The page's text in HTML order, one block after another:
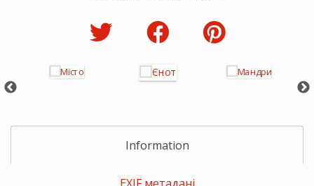
Information
EXIF метадані